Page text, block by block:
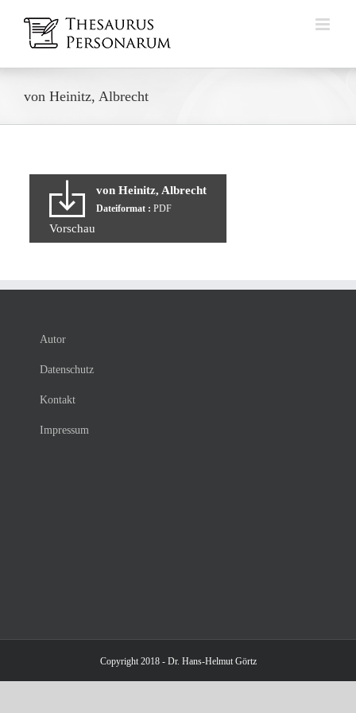
Inhalt
springen
von Heinitz, Albrecht
von Heinitz, Albrecht
Dateiformat : PDF
Vorschau
Autor
Datenschutz
Kontakt
Impressum
Copyright 2018 - Dr. Hans-Helmut Görtz